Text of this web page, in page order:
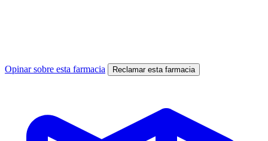
Opinar sobre esta farmacia Reclamar esta farmacia